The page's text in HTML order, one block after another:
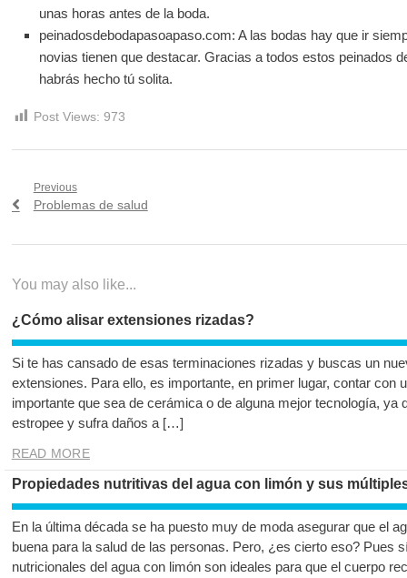
unas horas antes de la boda.
peinadosdebodapasoapaso.com: A las bodas hay que ir
novias tienen que destacar. Gracias a todos estos peinados
habrás hecho tú solita.
Post Views: 973
Navegación
Previous
Previous
Problemas de salud
You may also like...
¿Cómo alisar extensiones rizadas?
Si te has cansado de esas terminaciones rizadas y buscas un
extensiones. Para ello, es importante, en primer lugar, contar con
importante que sea de cerámica o de alguna mejor tecnología, ya
estropee y sufra daños a […]
READ MORE
Propiedades nutritivas del agua con limón y sus
En la última década se ha puesto muy de moda asegurar que el
buena para la salud de las personas. Pero, ¿es cierto eso? Pues
nutricionales del agua con limón son ideales para que el cuerpo